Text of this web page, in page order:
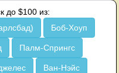
до $100 из:
Боб-Хоуп
Палм-Спрингс
Ван-Нэйс